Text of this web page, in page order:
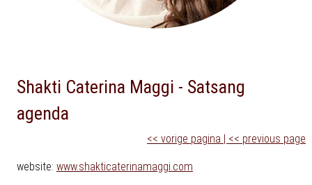
Shakti Caterina Maggi - Satsang
agenda
<< vorige pagina | << previous page
website: www.shakticaterinamaggi.com